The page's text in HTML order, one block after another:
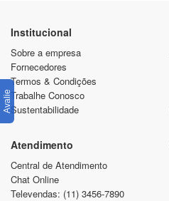
Institucional
Sobre a empresa
Fornecedores
Termos & Condições
Trabalhe Conosco
Sustentabilidade
Atendimento
Central de Atendimento
Chat Online
Televendas: (11) 3456-7890